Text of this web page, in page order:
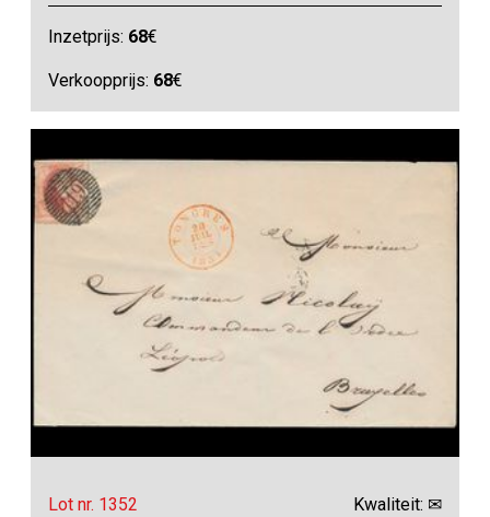
Inzetprijs: 68€
Verkoopprijs: 68€
Lot nr. 1352 Kwaliteit: ✉